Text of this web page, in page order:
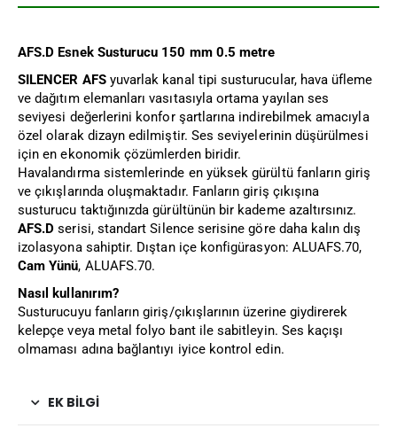
AFS.D Esnek Susturucu 150 mm 0.5 metre
SILENCER AFSyuvarlak kanal tipi susturucular, hava üfleme
ve dağıtım elemanları vasıtasıyla ortama yayılan ses
seviyesi değerlerini konfor şartlarına indirebilmek amacıyla
özel olarak dizayn edilmiştir. Ses seviyelerinin düşürülmesi
için en ekonomik çözümlerden biridir.
Havalandırma sistemlerinde en yüksek gürültü fanların giriş
ve çıkışlarında oluşmaktadır. Fanların giriş çıkışına
susturucu taktığınızda gürültünün bir kademe azaltırsınız.
AFS.D serisi, standart Silence serisine göre daha kalın dış
izolasyona sahiptir. Dıştan içe konfigürasyon: ALUAFS.70,
Cam Yünü, ALUAFS.70.
Nasıl kullanırım?
Susturucuyu fanların giriş/çıkışlarının üzerine giydirerek
kelepçe veya metal folyo bant ile sabitleyin. Ses kaçışı
olmaması adına bağlantıyı iyice kontrol edin.
EK BILGI